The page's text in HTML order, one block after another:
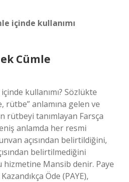
içinde kullanımı
Cümle
kullanımı? Sözlükte
rütbe” anlamına gelen ve
rütbeyi tanımlayan Farsça
anlamda her resmi
açısından belirtildiğini,
belirtilmediğini
hizmetine Mansib denir. Paye
Öde (PAYE),